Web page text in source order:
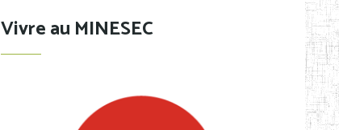
Vivre au MINESEC